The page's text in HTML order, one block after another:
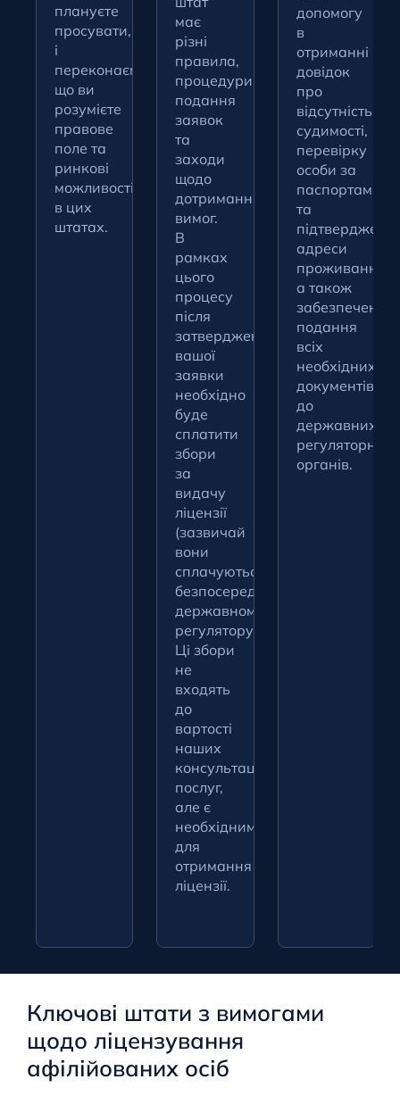
плануєте
просувати,
і
переконаємося,
що ви
розумієте
правове
поле та
ринкові
можливості
в цих
штатах.
має
різні
правила,
процедури
подання
заявок
та
заходи
щодо
дотримання
вимог.
В
рамках
цього
процесу
після
затвердження
вашої
заявки
необхідно
буде
сплатити
збори
за
видачу
ліцензії
(зазвичай
вони
сплачуються
безпосередньо
державному
регулятору).
Ці збори
не
входять
до
вартості
наших
консультаційних
послуг,
але є
необхідними
для
отримання
ліцензії.
допомогу
в
отриманні
довідок
про
відсутність
судимості,
перевірку
особи за
паспортами
та
адреси
проживання,
а також
забезпечення
подання
всіх
необхідних
документів
до
державних
регуляторних
органів.
Ключові штати з вимогами
щодо ліцензування
афілійованих осіб